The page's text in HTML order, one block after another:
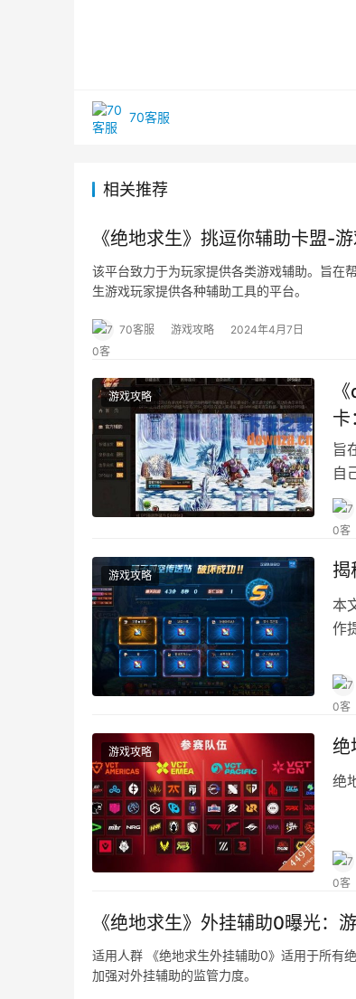
70客服
相关推荐
《绝地求生》挑逗你辅助卡盟-
该平台致力于为玩家提供各类游戏辅助。旨在
生游戏玩家提供各种辅助工具的平台。
70客服 游戏攻略 2024年4月7日
游戏攻略
卡
旨
自
流
游戏攻略 揭
本
作
游戏攻略 绝
绝
《绝地求生》外挂辅助0曝光：
适用人群 《绝地求生外挂辅助0》适用于所有
加强对外挂辅助的监管力度。